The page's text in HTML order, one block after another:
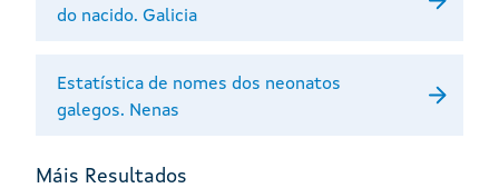
do nacido. Galicia
Estatística de nomes dos neonatos
galegos. Nenas
Máis Resultados